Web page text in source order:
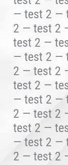
— test 2 —
2 — test 2
test 2 —
— test 2 —
2 — test 2
test 2 —
— test 2 —
2 — test 2
test 2 —
— test 2 —
2 — test 2